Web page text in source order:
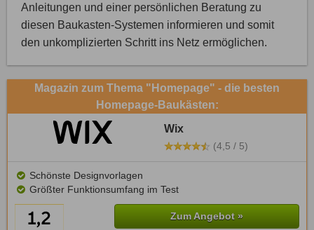
Anleitungen und einer persönlichen Beratung zu
diesen Baukasten-Systemen informieren und somit
den unkomplizierten Schritt ins Netz ermöglichen.
Magazin zum Thema "Homepage" - die besten
Homepage-Baukästen:
Wix
(4,5 / 5)
Schönste Designvorlagen
Größter Funktionsumfang im Test
Zum Angebot »